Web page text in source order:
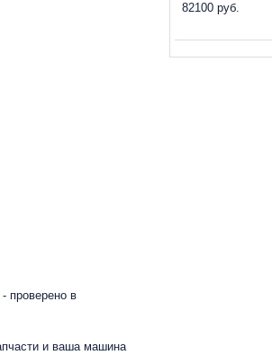
проверено в
и ваша машина
82100 руб.